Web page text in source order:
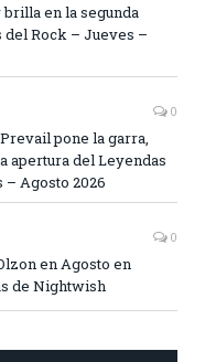
en la segunda
del Rock – Jueves –
0
pone la garra,
apertura del Leyendas
Agosto 2026
0
en Agosto en
de Nightwish